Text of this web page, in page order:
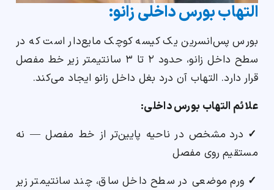
التهاب بورس داخلی زانو:
بورس پس‌انسرین یک کیسه کوچک مایع‌دار است که در
سطح داخل زانو، حدود ۲ تا ۳ سانتیمتر زیر خط مفصل
قرار دارد. التهاب آن درد بغل داخل زانو ایجاد می‌کند.
علائم التهاب بورس داخلی:
✓ درد مشخص در ناحیه پایین‌تر از خط مفصل — نه
مستقیم روی مفصل
✓ ورم موضعی در سطح داخل ساق، چند سانتیمتر زیر